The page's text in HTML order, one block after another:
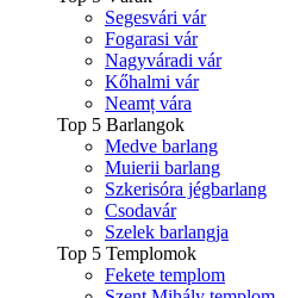
Segesvári vár
Fogarasi vár
Nagyváradi vár
Kőhalmi vár
Neamț vára
Top 5 Barlangok
Medve barlang
Muierii barlang
Szkerisóra jégbarlang
Csodavár
Szelek barlangja
Top 5 Templomok
Fekete templom